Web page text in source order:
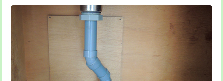
給水管工事※（ライニング鋼管・銅
管・ポリ管・HT管使用/3ｍ超え)
排水管工事（土の掘削・埋め戻し作
11,000円~
排水管工事（排水管工事/3ｍまで） 55,000円
追加トーラー機使用/3m超え
33,000円
8,800円
止水・漏水調査・防水処理・清掃・修
11,000円